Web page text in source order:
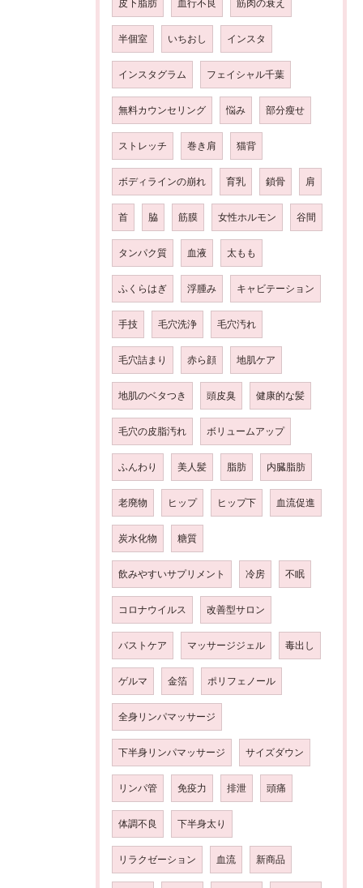
皮下脂肪 血行不良 筋肉の衰え
半個室 いちおし インスタ
インスタグラム フェイシャル千葉
無料カウンセリング 悩み 部分瘦せ
ストレッチ 巻き肩 猫背
ボディラインの崩れ 育乳 鎖骨 肩
首 脇 筋膜 女性ホルモン 谷間
タンパク質 血液 太もも
ふくらはぎ 浮腫み キャビテーション
手技 毛穴洗浄 毛穴汚れ
毛穴詰まり 赤ら顔 地肌ケア
地肌のベタつき 頭皮臭 健康的な髪
毛穴の皮脂汚れ ボリュームアップ
ふんわり 美人髪 脂肪 内臓脂肪
老廃物 ヒップ ヒップ下 血流促進
炭水化物 糖質
飲みやすいサプリメント 冷房 不眠
コロナウイルス 改善型サロン
バストケア マッサージジェル 毒出し
ゲルマ 金箔 ポリフェノール
全身リンパマッサージ
下半身リンパマッサージ サイズダウン
リンパ管 免疫力 排泄 頭痛
体調不良 下半身太り
リラクゼーション 血流 新商品